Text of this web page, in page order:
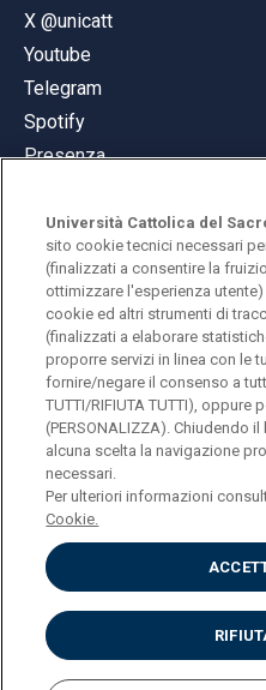
X @unicatt
Youtube
Telegram
Spotify
Presenza
© Università Cattolica del
Largo A. Gemelli 1, 20123
PI 02133120150
ENGLISH
Privacy
Accessibilità
Cookies
Impostazione Cookies
Università Cattolica del
sito cookie tecnici necessari
(finalizzati a consentire la
ottimizzare l'esperienza
cookie ed altri strumenti di
(finalizzati a elaborare
proporre servizi in linea con le
fornire/negare il consenso a
TUTTI/RIFIUTA TUTTI), oppure
(PERSONALIZZA). Chiudendo
alcuna scelta la navigazione
necessari.
Per ulteriori informazioni
Cookie.